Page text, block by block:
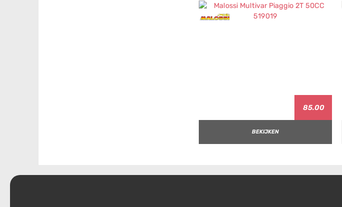
85.00
BEKIJKEN